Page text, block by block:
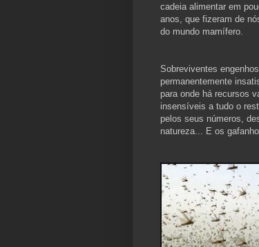
cadeia alimentar em
anos, que fizeram de
do mundo mamífero.
Sobreviventes
permanentemente
para onde há recursos
insensíveis a tudo o
pelos seus números,
natureza... E os